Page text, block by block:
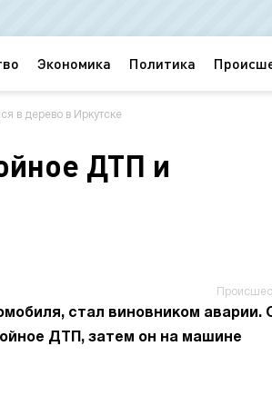
Экономика Политика
в дерево в Иркутске
ДТП и
стал виновником аварии.
ДТП, затем он на машине